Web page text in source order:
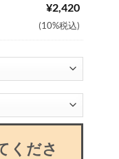
¥2,420
(10%税込)
くださ